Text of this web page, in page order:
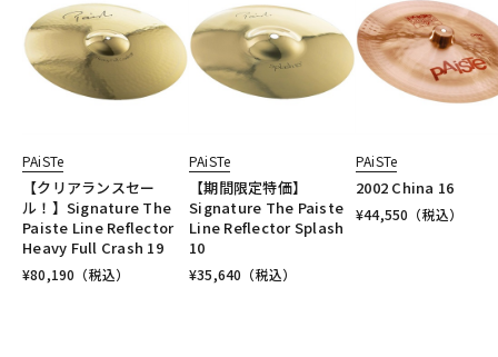
PAiSTe
【クリアランスセー
ル！】Signature The
Paiste Line Reflector
Heavy Full Crash 19
¥80,190 （税込）
PAiSTe
【期間限定特価】
Signature The Paiste
Line Reflector Splash
10
¥35,640 （税込）
PAiSTe
2002 China 16
¥44,550 （税込）